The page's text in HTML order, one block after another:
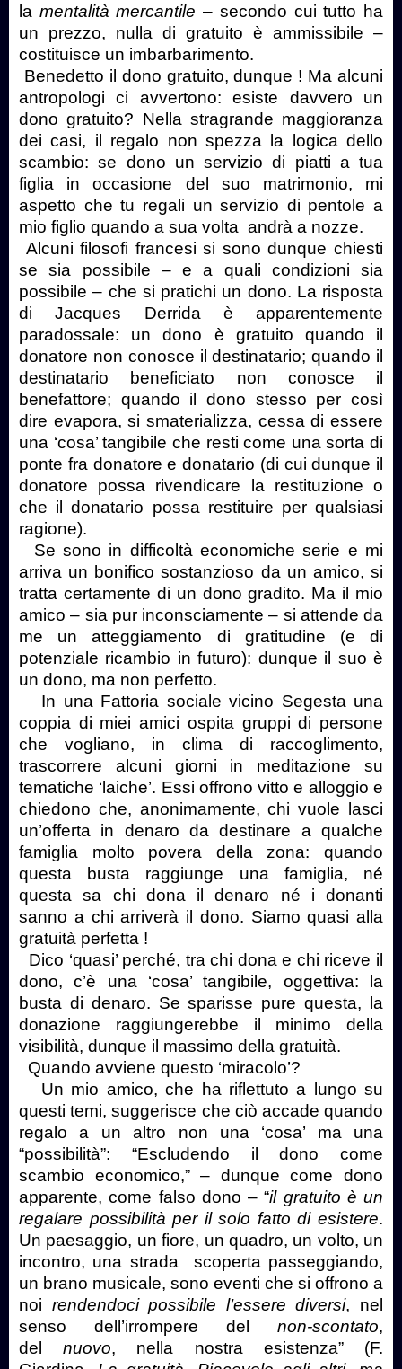
la mentalità mercantile – secondo cui tutto ha
un prezzo, nulla di gratuito è ammissibile –
costituisce un imbarbarimento.
Benedetto il dono gratuito, dunque ! Ma alcuni
antropologi ci avvertono: esiste davvero un
dono gratuito? Nella stragrande maggioranza
dei casi, il regalo non spezza la logica dello
scambio: se dono un servizio di piatti a tua
figlia in occasione del suo matrimonio, mi
aspetto che tu regali un servizio di pentole a
mio figlio quando a sua volta andrà a nozze.
Alcuni filosofi francesi si sono dunque chiesti
se sia possibile – e a quali condizioni sia
possibile – che si pratichi un dono. La risposta
di Jacques Derrida è apparentemente
paradossale: un dono è gratuito quando il
donatore non conosce il destinatario; quando il
destinatario beneficiato non conosce il
benefattore; quando il dono stesso per così
dire evapora, si smaterializza, cessa di essere
una ‘cosa’ tangibile che resti come una sorta di
ponte fra donatore e donatario (di cui dunque il
donatore possa rivendicare la restituzione o
che il donatario possa restituire per qualsiasi
ragione).
Se sono in difficoltà economiche serie e mi
arriva un bonifico sostanzioso da un amico, si
tratta certamente di un dono gradito. Ma il mio
amico – sia pur inconsciamente – si attende da
me un atteggiamento di gratitudine (e di
potenziale ricambio in futuro): dunque il suo è
un dono, ma non perfetto.
In una Fattoria sociale vicino Segesta una
coppia di miei amici ospita gruppi di persone
che vogliano, in clima di raccoglimento,
trascorrere alcuni giorni in meditazione su
tematiche ‘laiche’. Essi offrono vitto e alloggio e
chiedono che, anonimamente, chi vuole lasci
un’offerta in denaro da destinare a qualche
famiglia molto povera della zona: quando
questa busta raggiunge una famiglia, né
questa sa chi dona il denaro né i donanti
sanno a chi arriverà il dono. Siamo quasi alla
gratuità perfetta !
Dico ‘quasi’ perché, tra chi dona e chi riceve il
dono, c’è una ‘cosa’ tangibile, oggettiva: la
busta di denaro. Se sparisse pure questa, la
donazione raggiungerebbe il minimo della
visibilità, dunque il massimo della gratuità.
Quando avviene questo ‘miracolo’?
Un mio amico, che ha riflettuto a lungo su
questi temi, suggerisce che ciò accade quando
regalo a un altro non una ‘cosa’ ma una
“possibilità”: “Escludendo il dono come
scambio economico,” – dunque come dono
apparente, come falso dono – “il gratuito è un
regalare possibilità per il solo fatto di esistere.
Un paesaggio, un fiore, un quadro, un volto, un
incontro, una strada scoperta passeggiando,
un brano musicale, sono eventi che si offrono a
noi rendendoci possibile l’essere diversi, nel
senso dell’irrompere del non-scontato,
delnuovo, nella nostra esistenza” (F.